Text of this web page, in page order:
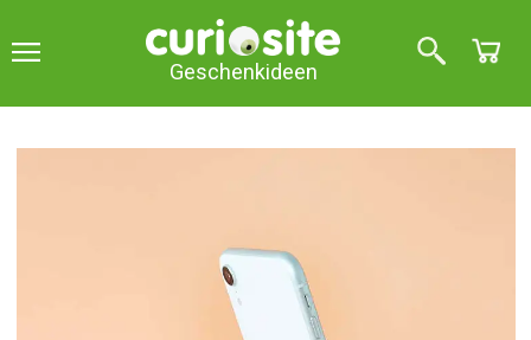
Geschenkideen